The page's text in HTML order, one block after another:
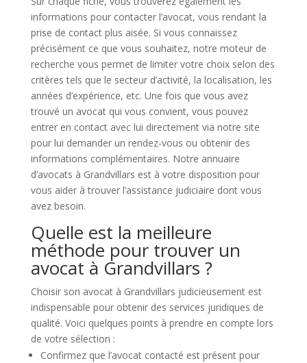
informations pour contacter l’avocat, vous rendant la
prise de contact plus aisée. Si vous connaissez
précisément ce que vous souhaitez, notre moteur de
recherche vous permet de limiter votre choix selon des
critères tels que le secteur d’activité, la localisation, les
années d’expérience, etc. Une fois que vous avez
trouvé un avocat qui vous convient, vous pouvez
entrer en contact avec lui directement via notre site
pour lui demander un rendez-vous ou obtenir des
informations complémentaires. Notre annuaire
d’avocats à Grandvillars est à votre disposition pour
vous aider à trouver l’assistance judiciaire dont vous
avez besoin.
Quelle est la meilleure
méthode pour trouver un
avocat à Grandvillars ?
Choisir son avocat à Grandvillars judicieusement est
indispensable pour obtenir des services juridiques de
qualité. Voici quelques points à prendre en compte lors
de votre sélection :
Confirmez que l’avocat contacté est présent pour